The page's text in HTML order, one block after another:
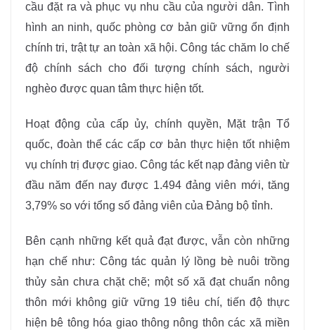
cầu đặt ra và phục vụ nhu cầu của người dân. Tình
hình an ninh, quốc phòng cơ bản giữ vững ổn định
chính tri, trật tự an toàn xã hội. Công tác chăm lo chế
độ chính sách cho đối tượng chính sách, người
nghèo được quan tâm thực hiện tốt.
Hoạt động của cấp ủy, chính quyền, Mặt trận Tổ
quốc, đoàn thể các cấp cơ bản thực hiện tốt nhiệm
vụ chính trị được giao. Công tác kết nạp đảng viên từ
đầu năm đến nay được 1.494 đảng viên mới, tăng
3,79% so với tổng số đảng viên của Đảng bộ tỉnh.
Bên cạnh những kết quả đạt được, vẫn còn những
hạn chế như: Công tác quản lý lồng bè nuôi trồng
thủy sản chưa chặt chẽ; một số xã đạt chuẩn nông
thôn mới không giữ vững 19 tiêu chí, tiến độ thực
hiện bê tông hóa giao thông nông thôn các xã miền